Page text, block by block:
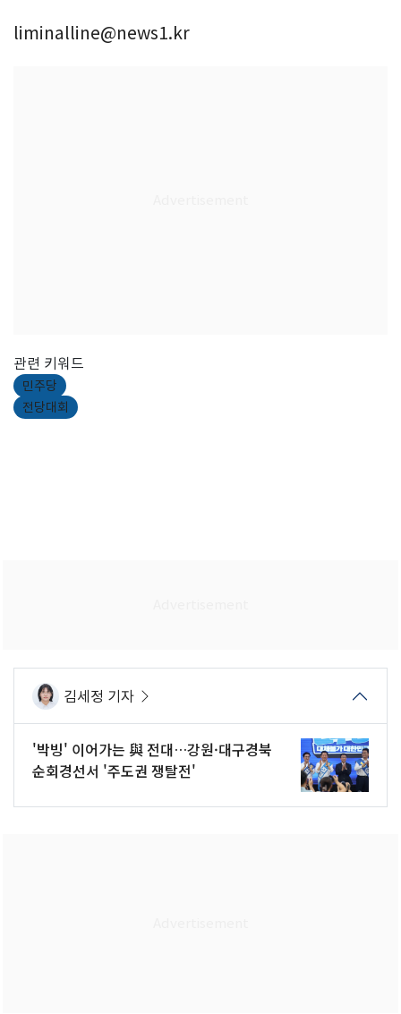
liminalline@news1.kr
관련 키워드
민주당
전당대회
김세정 기자
'박빙' 이어가는 與 전대…강원·대구경북
순회경선서 '주도권 쟁탈전'